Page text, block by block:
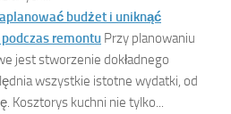
budżet i uniknąć
remontu Przy planowaniu
jest stworzenie dokładnego
wszystkie istotne wydatki, od
Kosztorys kuchni nie tylko...